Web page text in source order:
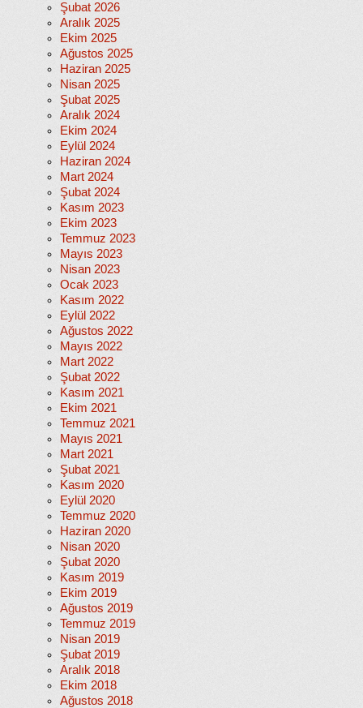
Şubat 2026
Aralık 2025
Ekim 2025
Ağustos 2025
Haziran 2025
Nisan 2025
Şubat 2025
Aralık 2024
Ekim 2024
Eylül 2024
Haziran 2024
Mart 2024
Şubat 2024
Kasım 2023
Ekim 2023
Temmuz 2023
Mayıs 2023
Nisan 2023
Ocak 2023
Kasım 2022
Eylül 2022
Ağustos 2022
Mayıs 2022
Mart 2022
Şubat 2022
Kasım 2021
Ekim 2021
Temmuz 2021
Mayıs 2021
Mart 2021
Şubat 2021
Kasım 2020
Eylül 2020
Temmuz 2020
Haziran 2020
Nisan 2020
Şubat 2020
Kasım 2019
Ekim 2019
Ağustos 2019
Temmuz 2019
Nisan 2019
Şubat 2019
Aralık 2018
Ekim 2018
Ağustos 2018